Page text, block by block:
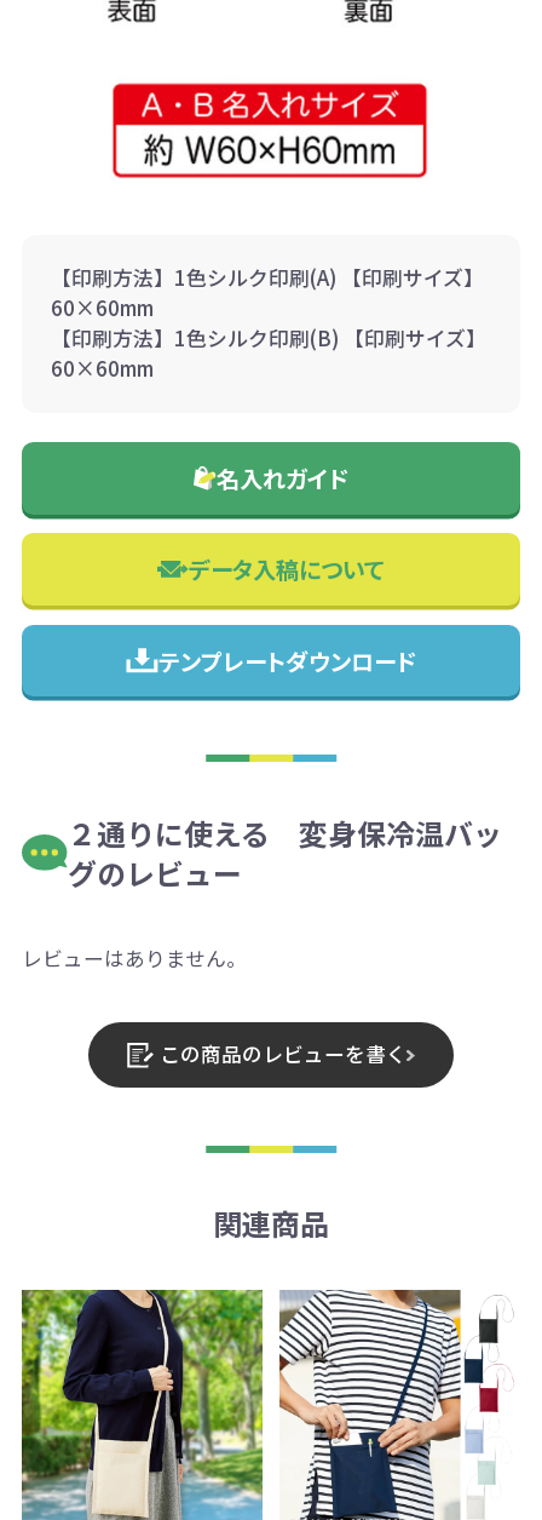
【印刷方法】1色シルク印刷(A) 【印刷サイズ】
60×60mm
【印刷方法】1色シルク印刷(B) 【印刷サイズ】
60×60mm
名入れガイド
データ入稿について
テンプレートダウンロード
２通りに使える 変身保冷温バッ
グのレビュー
レビューはありません。
この商品のレビューを書く
関連商品